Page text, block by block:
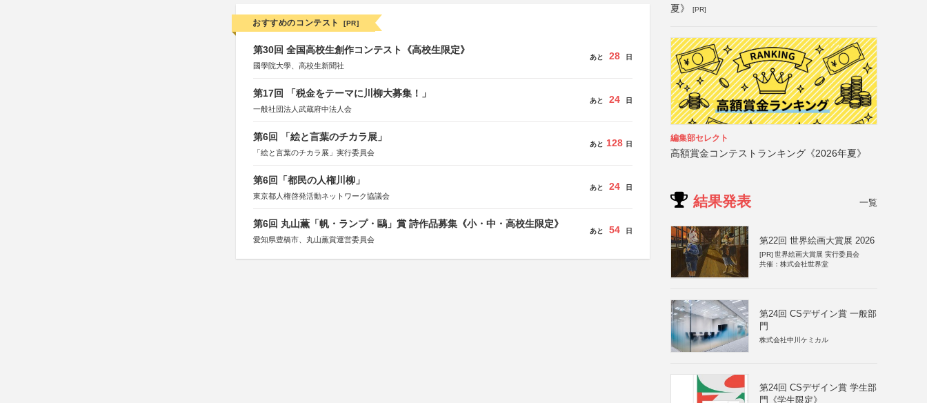
おすすめのコンテスト [PR]
第30回 全国高校生創作コンテスト《高校生限定》
國學院大學、高校生新聞社
あと 28 日
第17回 「税金をテーマに川柳大募集！」
一般社団法人武蔵府中法人会
あと 24 日
第6回 「絵と言葉のチカラ展」
「絵と言葉のチカラ展」実行委員会
あと 128 日
第6回「都民の人権川柳」
東京都人権啓発活動ネットワーク協議会
あと 24 日
第6回 丸山薫「帆・ランプ・鷗」賞 詩作品募集《小・中・高校生限定》
愛知県豊橋市、丸山薫賞運営委員会
あと 54 日
夏》
[PR]
編集部セレクト
高額賞金コンテストランキング《2026年夏》
結果発表 一覧
第22回 世界絵画大賞展 2026
[PR] 世界絵画大賞展 実行委員会
共催：株式会社世界堂
第24回 CSデザイン賞 一般部
門
株式会社中川ケミカル
第24回 CSデザイン賞 学生部
門《学生限定》